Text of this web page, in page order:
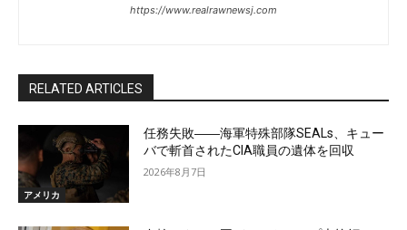
https://www.realrawnewsj.com
RELATED ARTICLES
アメリカ
任務失敗――海軍特殊部隊SEALs、キュー
バで斬首されたCIA職員の遺体を回収
2026年8月7日